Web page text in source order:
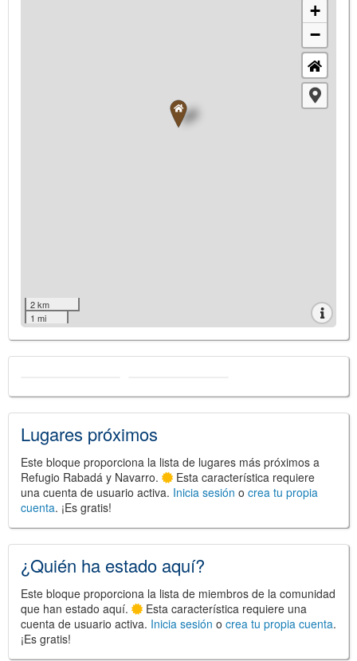
+
−
2 km
1 mi
JS library for interactive maps
Lugares próximos
Este bloque proporciona la lista de lugares más próximos a
Refugio Rabadá y Navarro.
Esta característica requiere
una cuenta de usuario activa. Inicia sesión o crea tu propia
cuenta. ¡Es gratis!
¿Quién ha estado aquí?
Este bloque proporciona la lista de miembros de la comunidad
que han estado aquí.
Esta característica requiere una
cuenta de usuario activa. Inicia sesión o crea tu propia cuenta.
¡Es gratis!